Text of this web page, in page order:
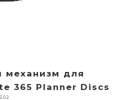
механизм для
365 Planner Discs